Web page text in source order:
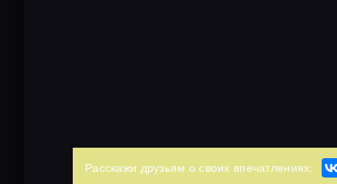
Расскажи друзьям о своих впечатлениях: